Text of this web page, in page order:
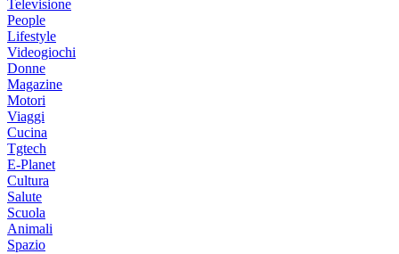
Televisione
People
Lifestyle
Videogiochi
Donne
Magazine
Motori
Viaggi
Cucina
Tgtech
E-Planet
Cultura
Salute
Scuola
Animali
Spazio